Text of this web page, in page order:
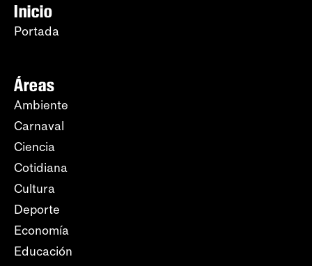
Inicio
Portada
Áreas
Ambiente
Carnaval
Ciencia
Cotidiana
Cultura
Deporte
Economía
Educación